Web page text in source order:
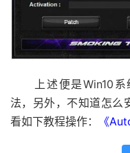
上述便是Win10系
法，另外，不知道怎么
看如下教程操作：
《